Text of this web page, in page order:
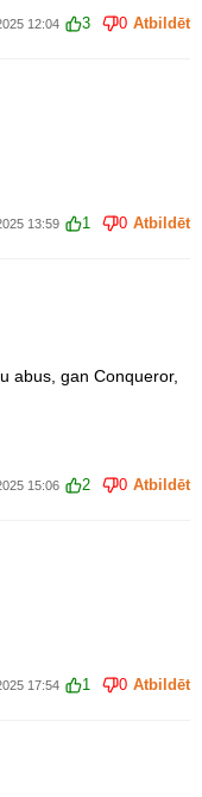
12:04 3 0 Atbildēt
13:59 1 0 Atbildēt
abus, gan Conqueror,
15:06 2 0 Atbildēt
17:54 1 0 Atbildēt